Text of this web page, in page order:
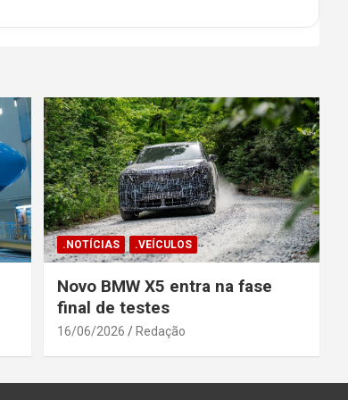
.NOTÍCIAS .VEÍCULOS
Novo BMW X5 entra na fase
final de testes
16/06/2026 Redação